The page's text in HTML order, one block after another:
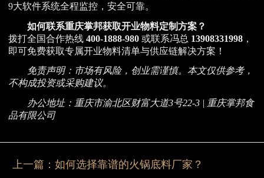
9大软件系统全程监控，安全可靠。
如何联系重庆掌邦获取开业物料定制方案？
拨打全国合作热线 400-1888-980 或联系冯总 13908331998 ，
即可免费获取专属开业物料清单与供应链解决方案！
免责声明：市场有风险，创业需谨慎。本文仅供参考，
不构成投资或采购建议。
办公地址：重庆市渝北区财富大道3号22-3 | 重庆掌邦食
品有限公司
上一篇： 如何选择靠谱的火锅底料厂家？